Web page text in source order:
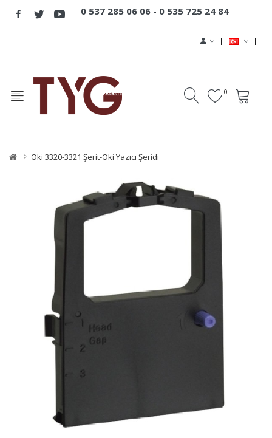
0 537 285 06 06 - 0 535 725 24 84
0
Oki 3320-3321 Şerit-Oki Yazıcı Şeridi